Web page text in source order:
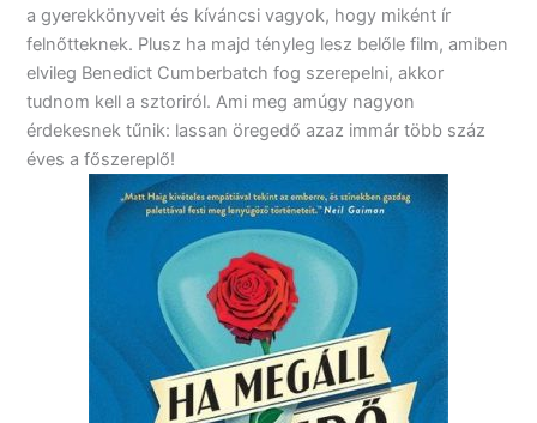
a gyerekkönyveit és kíváncsi vagyok, hogy miként ír
felnőtteknek. Plusz ha majd tényleg lesz belőle film, amiben
elvileg Benedict Cumberbatch fog szerepelni, akkor
tudnom kell a sztoriról. Ami meg amúgy nagyon
érdekesnek tűnik: lassan öregedő azaz immár több száz
éves a főszereplő!